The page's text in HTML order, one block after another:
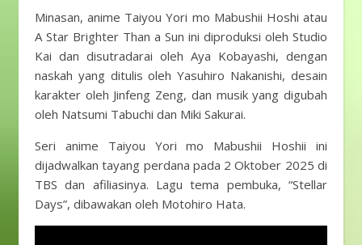
Minasan, anime Taiyou Yori mo Mabushii Hoshi atau
A Star Brighter Than a Sun ini diproduksi oleh Studio
Kai dan disutradarai oleh Aya Kobayashi, dengan
naskah yang ditulis oleh Yasuhiro Nakanishi, desain
karakter oleh Jinfeng Zeng, dan musik yang digubah
oleh Natsumi Tabuchi dan Miki Sakurai.
Seri anime Taiyou Yori mo Mabushii Hoshii ini
dijadwalkan tayang perdana pada 2 Oktober 2025 di
TBS dan afiliasinya. Lagu tema pembuka, “Stellar
Days”, dibawakan oleh Motohiro Hata.